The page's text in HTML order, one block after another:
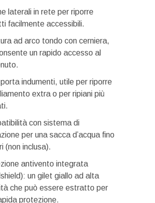
laterali in rete per riporre
facilmente accessibili.
ad arco tondo con cerniera,
un rapido accesso al
indumenti, utile per riporre
extra o per ripiani più
con sistema di
per una sacca d’acqua fino
(non inclusa).
antivento integrata
un gilet giallo ad alta
che può essere estratto per
protezione.